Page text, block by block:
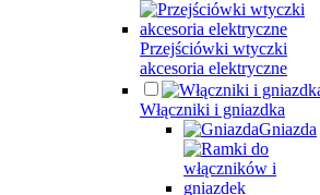
Przejściówki wtyczki
akcesoria elektryczne
Włączniki i gniazdka
Gniazda